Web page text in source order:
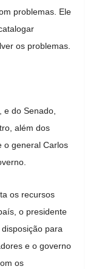
problemas. Ele
os problemas.
do Senado,
além dos
o general Carlos
os recursos
o presidente
para
e o governo
os